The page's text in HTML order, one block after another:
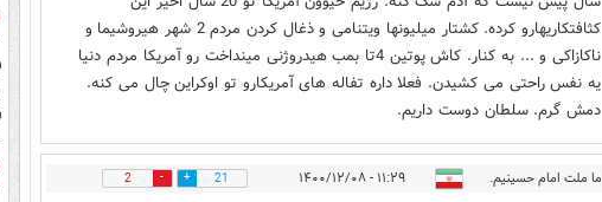
کثافتکاریهارو کرده. کشتار میلیونها ویتنامی و ذغال کردن مردم 2 شهر هیروشیما و
ناکازاکی و ... به کنار. کاش پوتین 4تا بمب هیدروژنی مینداخت رو آمریکا مردم دنیا
یه نفس راحتی می کشیدن. فعلا داره تفاله های آمریکارو تو اوکراین چال می کنه.
دمش گرم. سلطان دوست داریم.
ما ملت امام حسینیم. ۱۱:۲۹ - ۱۴۰۰/۱۲/۰۸ 21
2